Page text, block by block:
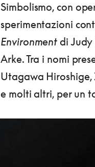
Simbolismo, con
sperimentazioni
Environment di
Arke. Tra i nomi
Utagawa Hiroshige,
e molti altri, per un